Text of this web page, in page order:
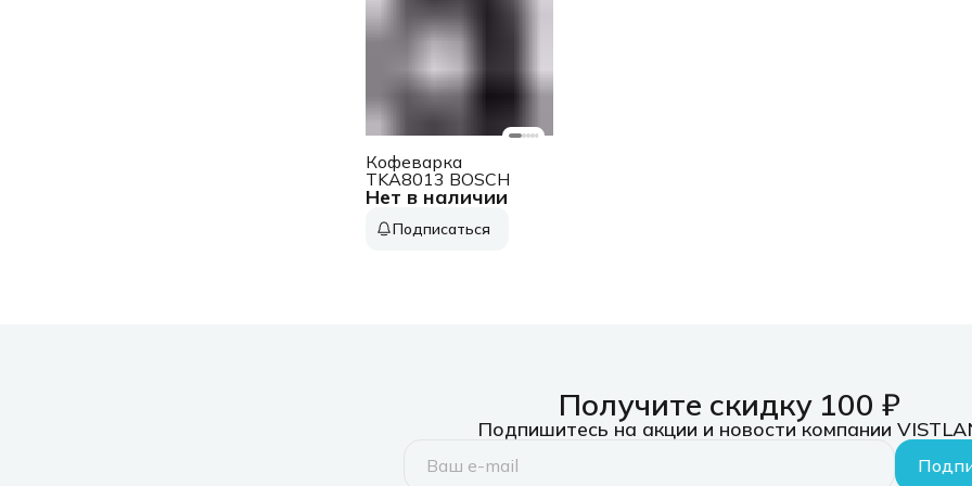
Нет в наличии
Кофеварка
TKA8013 BOSCH
Подписаться
Получите скидку 100 ₽
Подпишитесь на акции и новости компании